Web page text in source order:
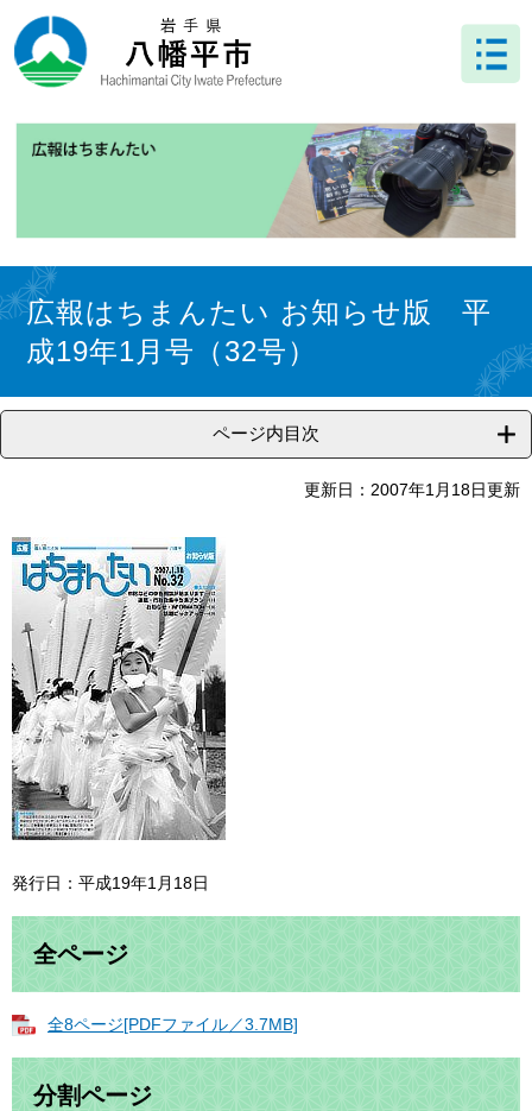
ー
ジ
ニ
ュ
文 広報はちまんたい お知らせ版 平
成19年1月号（32号）
ページ内目次
更新日：2007年1月18日更新
発行日：平成19年1月18日
全ページ
全8ページ[PDFファイル／3.7MB]
分割ページ